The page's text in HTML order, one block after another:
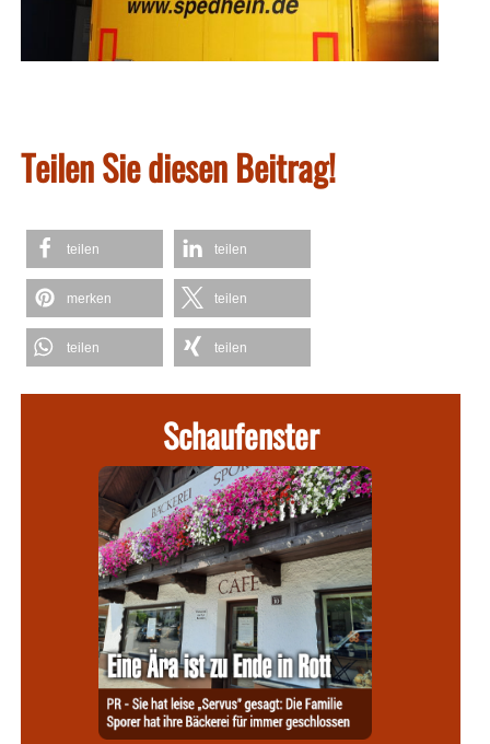
Teilen Sie diesen Beitrag!
teilen teilen
merken teilen
teilen teilen
Schaufenster